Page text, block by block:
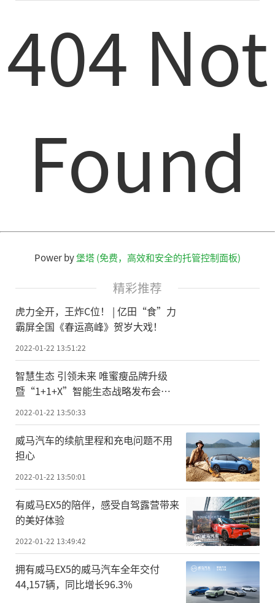
404 Not
Found
Power by堡塔 (免费，高效和安全的托管控制面板)
精彩推荐
虎力全开，王炸C位！ | 亿田“食”力
霸屏全国《春运高峰》贺岁大戏！
2022-01-22 13:51:22
智慧生态 引领未来 唯蜜瘦品牌升级
暨“1+1+X”智能生态战略发布会圆
满成功
2022-01-22 13:50:33
威马汽车的续航里程和充电问题不用
担心
2022-01-22 13:50:01
有威马EX5的陪伴，感受自驾露营带来
的美好体验
2022-01-22 13:49:42
拥有威马EX5的威马汽车全年交付
44,157辆，同比增长96.3%